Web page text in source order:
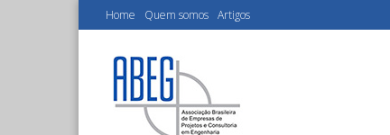
Home Quem somos Artigos